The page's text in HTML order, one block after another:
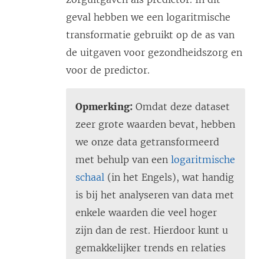
geval hebben we een logaritmische
transformatie gebruikt op de as van
de uitgaven voor gezondheidszorg en
voor de predictor.
Opmerking: Omdat deze dataset
zeer grote waarden bevat, hebben
we onze data getransformeerd
met behulp van een logaritmische
schaal (in het Engels), wat handig
is bij het analyseren van data met
enkele waarden die veel hoger
zijn dan de rest. Hierdoor kunt u
gemakkelijker trends en relaties